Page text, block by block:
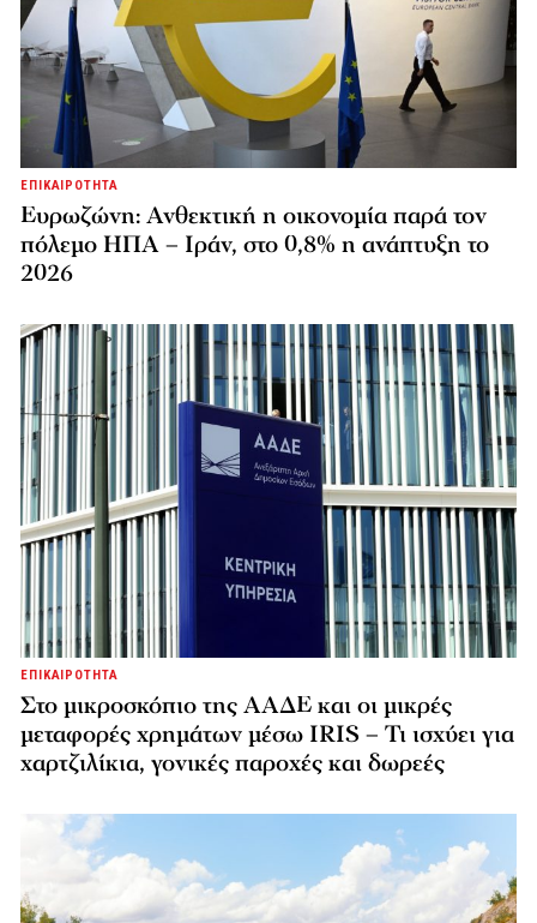
ΕΠΙΚΑΙΡΟΤΗΤΑ
Ευρωζώνη: Ανθεκτική η οικονομία παρά τον
πόλεμο ΗΠΑ – Ιράν, στο 0,8% η ανάπτυξη το
2026
ΕΠΙΚΑΙΡΟΤΗΤΑ
Στο μικροσκόπιο της ΑΑΔΕ και οι μικρές
μεταφορές χρημάτων μέσω IRIS – Τι ισχύει για
χαρτζιλίκια, γονικές παροχές και δωρεές